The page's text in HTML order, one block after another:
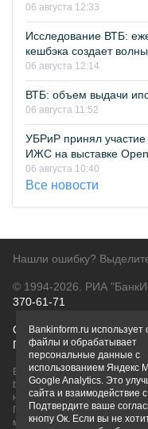
06 августа 12:33
Исследование ВТБ:
кешбэка создает
06 августа 12:14
ВТБ: объем выдачи
06 августа 11:52
УБРиР принял
ИЖС на выставке
06 августа 10:40
Все новости
Нашли ошибку?
© 1994-2026. РИА
370-61-71
О проектеПолитика
Правовая информация
Вся информация о
bankinform.ru, носит
не является публичной
ГК РФ. Информация не
может быть изменена.
Bankinform.ru использует
файлы и обрабатывает
персональные данные с
использованием Яндекс
Google Analytics. Это
сайта и взаимодействие
Подтвердите ваше
кнопу Ок. Если вы не